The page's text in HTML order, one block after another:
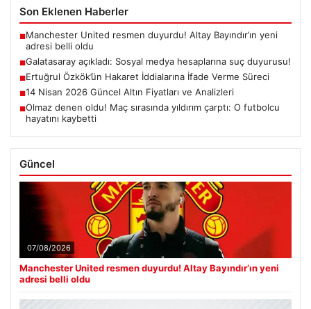
Son Eklenen Haberler
■Manchester United resmen duyurdu! Altay Bayındır’ın yeni
adresi belli oldu
■Galatasaray açıkladı: Sosyal medya hesaplarına suç duyurusu!
■Ertuğrul Özkök’ün Hakaret İddialarına İfade Verme Süreci
■14 Nisan 2026 Güncel Altın Fiyatları ve Analizleri
■Olmaz denen oldu! Maç sırasında yıldırım çarptı: O futbolcu
hayatını kaybetti
Güncel
07/08/2026
Manchester United resmen duyurdu! Altay Bayındır’ın yeni
adresi belli oldu